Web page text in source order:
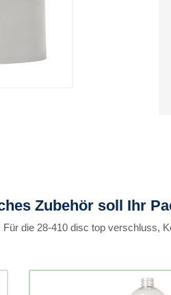
Zubehör soll Ihr
Für die 28-410 disc top verschluss,